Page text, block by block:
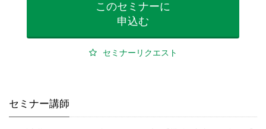
このセミナーに
申込む
セミナーリクエスト
セミナー講師